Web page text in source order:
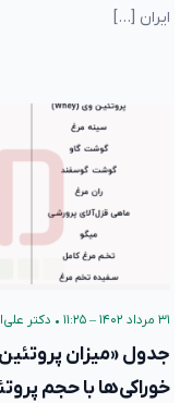
ایران […]
۳۱ مرداد ۱۴۰۲ – ۱۱:۲۵ • دکتر
جدول «میزان
خوراکی‌ها با حجم